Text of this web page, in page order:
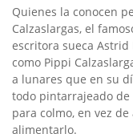
Quienes la conocen
Calzaslargas, el
escritora sueca
como Pippi
a lunares que en su
todo pintarrajeado de
para colmo, en vez
alimentarlo.